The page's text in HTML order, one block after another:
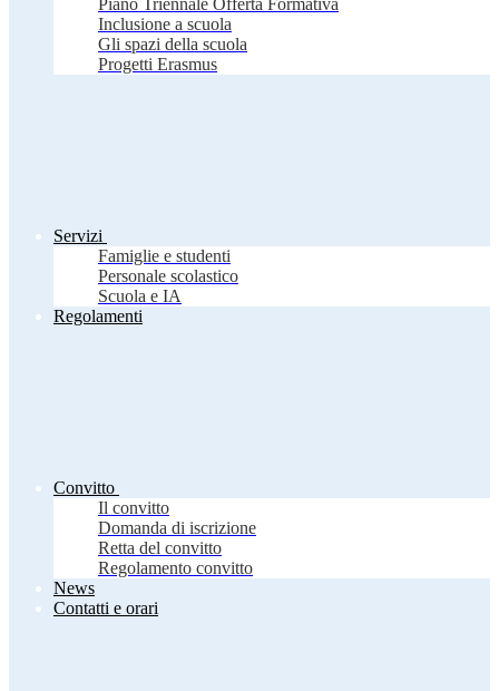
Piano Triennale Offerta Formativa
Inclusione a scuola
Gli spazi della scuola
Progetti Erasmus
Servizi
Famiglie e studenti
Personale scolastico
Scuola e IA
Regolamenti
Convitto
Il convitto
Domanda di iscrizione
Retta del convitto
Regolamento convitto
News
Contatti e orari